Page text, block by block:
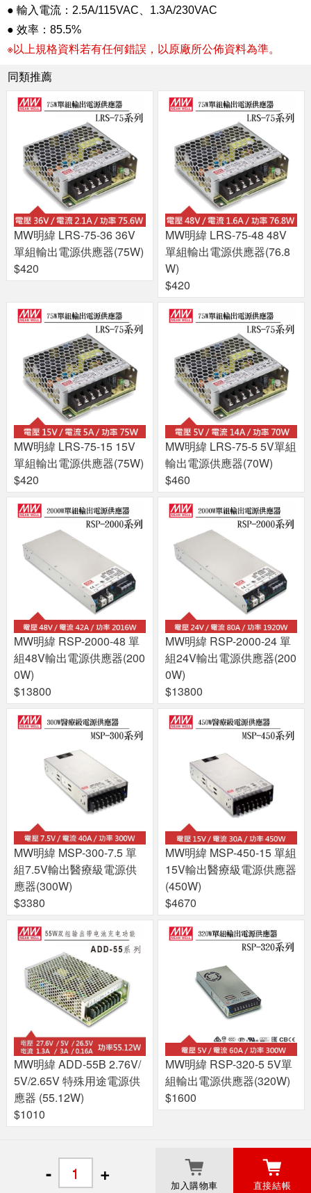
- + 加入購物車 直接結帳
● 輸入電流：2.5A/115VAC、1.3A/230VAC
● 效率：85.5%
※以上規格資料若有任何錯誤，以原廠所公佈資料為準。
同類推薦
MW明緯 LRS-75-36 36V
單組輸出電源供應器(75W)
$420
MW明緯 LRS-75-48 48V
單組輸出電源供應器(76.8
W)
$420
MW明緯 LRS-75-15 15V
單組輸出電源供應器(75W)
$420
MW明緯 LRS-75-5 5V單組
輸出電源供應器(70W)
$460
MW明緯 RSP-2000-48 單
組48V輸出電源供應器(200
0W)
$13800
MW明緯 RSP-2000-24 單
組24V輸出電源供應器(200
0W)
$13800
MW明緯 MSP-300-7.5 單
組7.5V輸出醫療級電源供
應器(300W)
$3380
MW明緯 MSP-450-15 單組
15V輸出醫療級電源供應器
(450W)
$4670
MW明緯 ADD-55B 2.76V/
5V/2.65V 特殊用途電源供
應器 (55.12W)
$1010
MW明緯 RSP-320-5 5V單
組輸出電源供應器(320W)
$1600
關於良興
© 2017 Liang Shing EcLife Corp.